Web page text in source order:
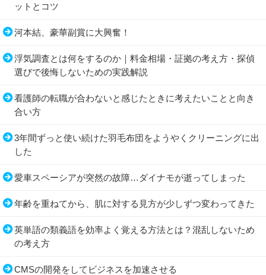
ットとコツ
河本結、豪華副賞に大興奮！
浮気調査とは何をするのか｜料金相場・証拠の考え方・探偵
選びで後悔しないための実践解説
看護師の転職が合わないと感じたときに考えたいことと向き
合い方
3年間ずっと使い続けた羽毛布団をようやくクリーニングに出
した
愛車スペーシアが突然の故障…ダイナモが逝ってしまった
年齢を重ねてから、肌に対する見方が少しずつ変わってきた
英単語の類義語を効率よく覚える方法とは？混乱しないため
の考え方
CMSの開発をしてビジネスを加速させる